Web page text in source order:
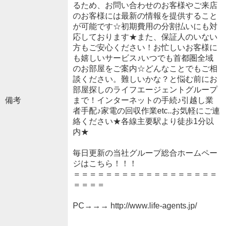
備考
るため、お問い合わせのお客様やご来店
のお客様には最新の情報を提供すること
が可能です☆初期費用の分割払いにも対
応しております★また、保証人のいない
方もご安心ください！お忙しいお客様に
も嬉しいサービス♪いつでも首都圏全域
のお部屋をご案内☆どんなことでもご相
談ください。難しいかな？と悩む前にお
部屋探しのライフエージェントグループ
まで！インターネットの手続♪引越し業
者手配♪家電の回収作業etc..お気軽にご連
絡ください★各線主要駅より徒歩1分以
内★
毎日更新の当社グループ総合ホームペー
ジはこちら！！！
＝＝＝＝＝＝＝＝＝＝＝＝＝＝＝＝＝＝
＝＝＝＝
PC→→→ http://www.life-agents.jp/